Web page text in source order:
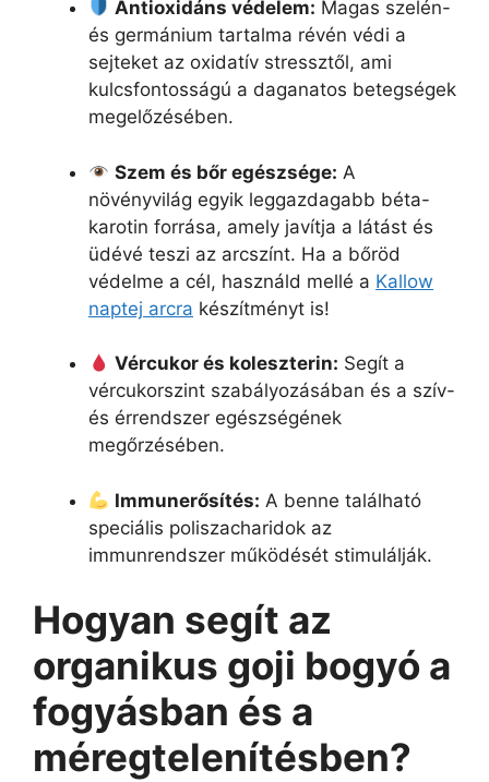
Antioxidáns védelem: Magas szelén-
és germánium tartalma révén védi a
sejteket az oxidatív stressztől, ami
kulcsfontosságú a daganatos betegségek
megelőzésében.
Szem és bőr egészsége: A
növényvilág egyik leggazdagabb béta-
karotin forrása, amely javítja a látást és
üdévé teszi az arcszínt. Ha a bőröd
védelme a cél, használd mellé a Kallow
naptej arcra készítményt is!
Vércukor és koleszterin: Segít a
vércukorszint szabályozásában és a szív-
és érrendszer egészségének
megőrzésében.
Immunerősítés: A benne található
speciális poliszacharidok az
immunrendszer működését stimulálják.
Hogyan segít az
organikus goji bogyó a
fogyásban és a
méregtelenítésben?